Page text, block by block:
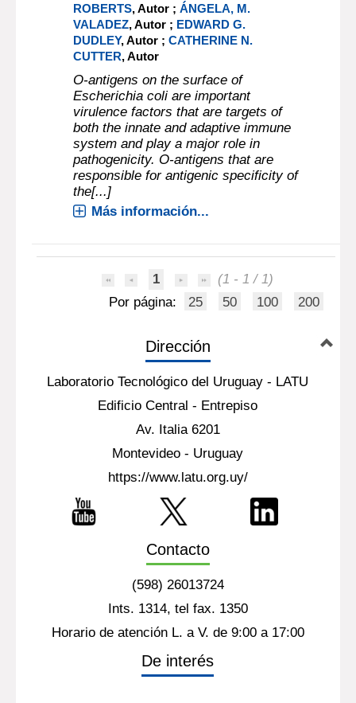
ROBERTS, Autor ;ÁNGELA, M.
VALADEZ, Autor ; EDWARD G.
DUDLEY, Autor ;CATHERINE N.
CUTTER, Autor
O-antigens on the surface of
Escherichia coli are important
virulence factors that are targets of
both the innate and adaptive immune
system and play a major role in
pathogenicity. O-antigens that are
responsible for antigenic specificity of
the[...]
Más información...
1
(1 - 1 / 1)
Por página:
25 50 100 200
Dirección
Laboratorio Tecnológico del Uruguay - LATU
Edificio Central - Entrepiso
Av. Italia 6201
Montevideo - Uruguay
https://www.latu.org.uy/
Contacto
(598) 26013724
Ints. 1314, tel fax. 1350
Horario de atención L. a V. de 9:00 a 17:00
De interés